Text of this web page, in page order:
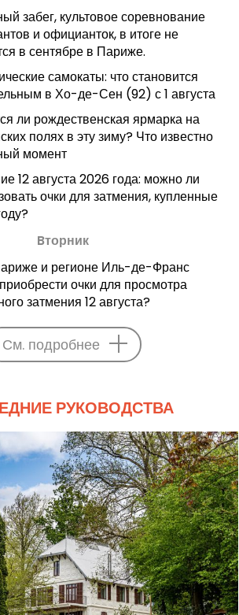
забег, культовое соревнование
и официанток, в итоге не
в сентябре в Париже.
самокаты: что становится
в Хо-де-Сен (92) с 1 августа
ли рождественская ярмарка на
полях в эту зиму? Что известно
момент
12 августа 2026 года: можно ли
очки для затмения, купленные
Bторник
и регионе Иль-де-Франс
очки для просмотра
затмения 12 августа?
См. подробнее
РУКОВОДСТВА